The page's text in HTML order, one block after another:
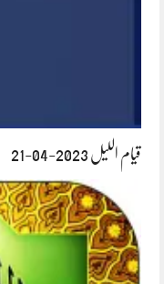
قیام اللیل 2023-04-21